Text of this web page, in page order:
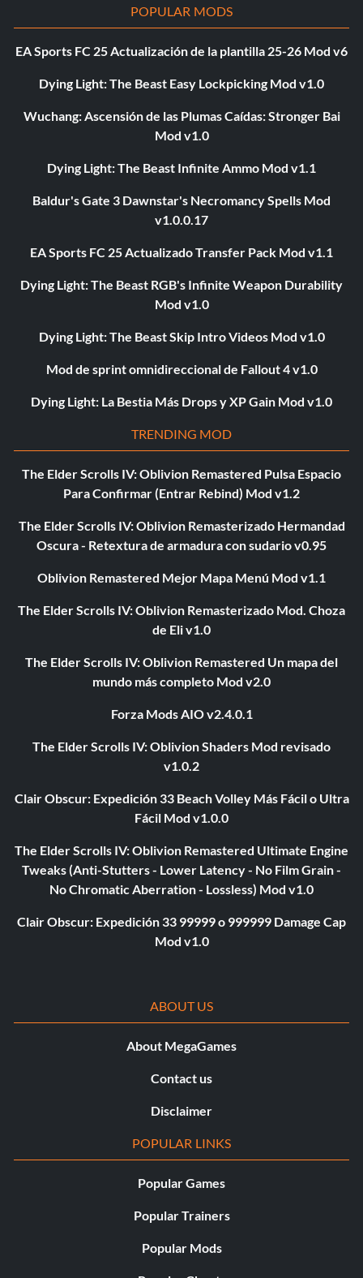
POPULAR MODS
EA Sports FC 25 Actualización de la plantilla 25-26 Mod v6
Dying Light: The Beast Easy Lockpicking Mod v1.0
Wuchang: Ascensión de las Plumas Caídas: Stronger Bai
Mod v1.0
Dying Light: The Beast Infinite Ammo Mod v1.1
Baldur's Gate 3 Dawnstar's Necromancy Spells Mod
v1.0.0.17
EA Sports FC 25 Actualizado Transfer Pack Mod v1.1
Dying Light: The Beast RGB's Infinite Weapon Durability
Mod v1.0
Dying Light: The Beast Skip Intro Videos Mod v1.0
Mod de sprint omnidireccional de Fallout 4 v1.0
Dying Light: La Bestia Más Drops y XP Gain Mod v1.0
TRENDING MOD
The Elder Scrolls IV: Oblivion Remastered Pulsa Espacio
Para Confirmar (Entrar Rebind) Mod v1.2
The Elder Scrolls IV: Oblivion Remasterizado Hermandad
Oscura - Retextura de armadura con sudario v0.95
Oblivion Remastered Mejor Mapa Menú Mod v1.1
The Elder Scrolls IV: Oblivion Remasterizado Mod. Choza
de Eli v1.0
The Elder Scrolls IV: Oblivion Remastered Un mapa del
mundo más completo Mod v2.0
Forza Mods AIO v2.4.0.1
The Elder Scrolls IV: Oblivion Shaders Mod revisado
v1.0.2
Clair Obscur: Expedición 33 Beach Volley Más Fácil o Ultra
Fácil Mod v1.0.0
The Elder Scrolls IV: Oblivion Remastered Ultimate Engine
Tweaks (Anti-Stutters - Lower Latency - No Film Grain -
No Chromatic Aberration - Lossless) Mod v1.0
Clair Obscur: Expedición 33 99999 o 999999 Damage Cap
Mod v1.0
ABOUT US
About MegaGames
Contact us
Disclaimer
POPULAR LINKS
Popular Games
Popular Trainers
Popular Mods